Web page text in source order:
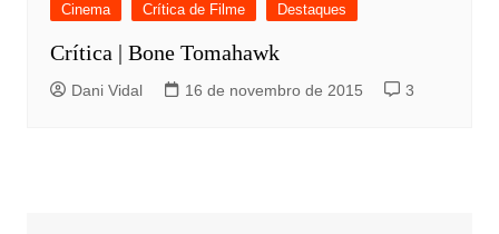
Cinema Crítica de Filme Destaques
Crítica | Bone Tomahawk
Dani Vidal 16 de novembro de 2015 3